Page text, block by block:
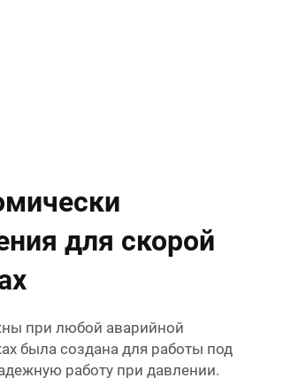
для скорой
при любой аварийной
была создана для работы под
работу при давлении.